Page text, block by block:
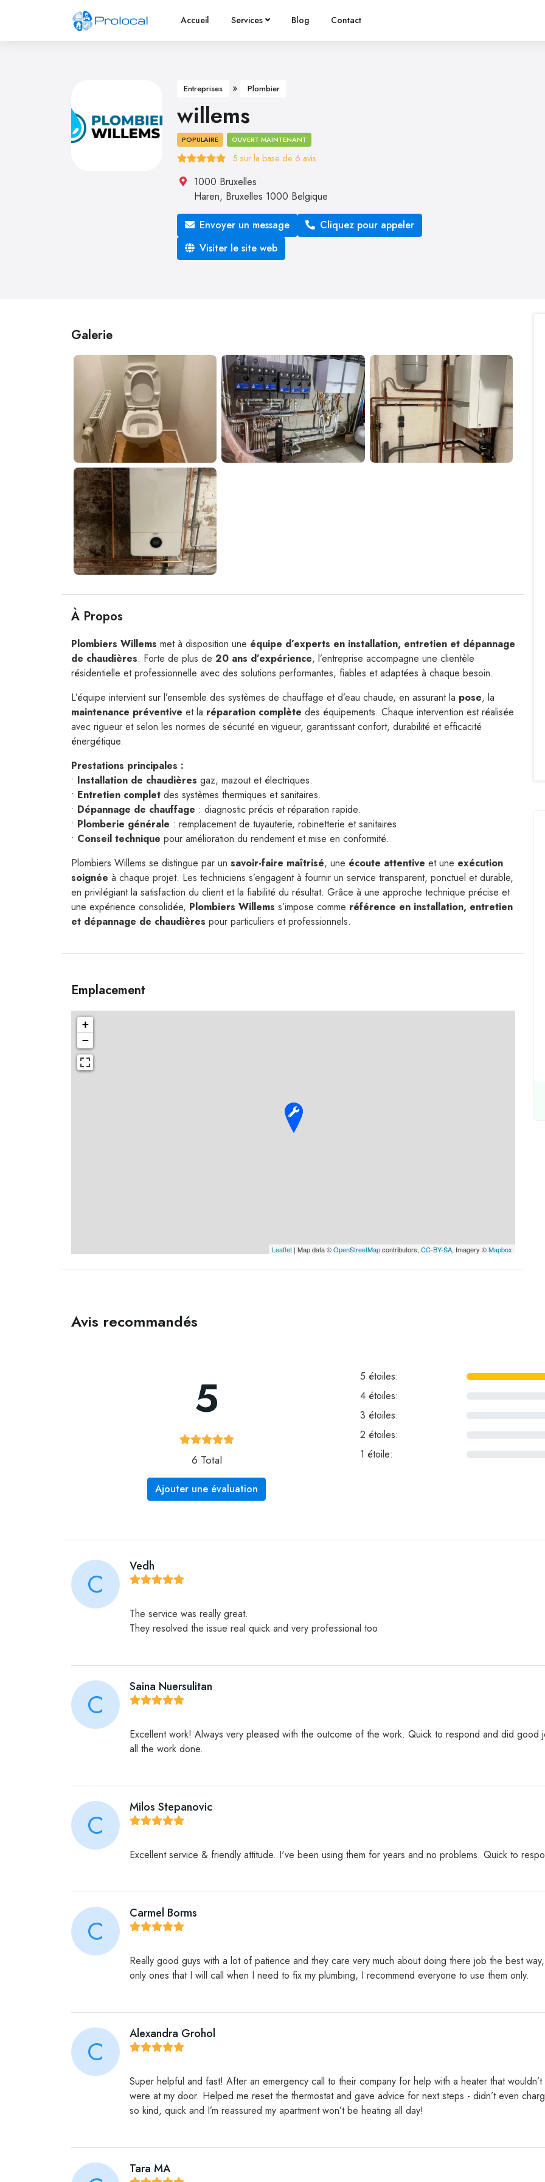
Accueil Services Blog Contact
Entreprises » Plombier
willems
POPULAIRE OUVERT MAINTENANT
5 sur la base de 6 avis
1000 Bruxelles
Haren, Bruxelles 1000 Belgique
Envoyer un message
Cliquez pour appeler
Visiter le site web
À Propos
Plombiers Willems met à disposition une équipe d’experts en installation, entretien et dépannage
de chaudières. Forte de plus de 20 ans d’expérience, l’entreprise accompagne une clientèle
résidentielle et professionnelle avec des solutions performantes, fiables et adaptées à chaque besoin.
L’équipe intervient sur l’ensemble des systèmes de chauffage et d’eau chaude, en assurant la pose, la
maintenance préventive et la réparation complète des équipements. Chaque intervention est réalisée
avec rigueur et selon les normes de sécurité en vigueur, garantissant confort, durabilité et efficacité
énergétique.
Prestations principales :
• Installation de chaudières gaz, mazout et électriques.
• Entretien complet des systèmes thermiques et sanitaires.
• Dépannage de chauffage : diagnostic précis et réparation rapide.
• Plomberie générale : remplacement de tuyauterie, robinetterie et sanitaires.
• Conseil technique pour amélioration du rendement et mise en conformité.
Plombiers Willems se distingue par un savoir-faire maîtrisé, une écoute attentive et une exécution
soignée à chaque projet. Les techniciens s’engagent à fournir un service transparent, ponctuel et durable,
en privilégiant la satisfaction du client et la fiabilité du résultat. Grâce à une approche technique précise et
une expérience consolidée, Plombiers Willems s’impose comme référence en installation, entretien
et dépannage de chaudières pour particuliers et professionnels.
Galerie
Emplacement
+
−
Leaflet | Map data ©OpenStreetMapcontributors, CC-BY-SA, Imagery ©Mapbox
Avis recommandés
5
6 Total
Ajouter une évaluation
5 étoiles:
4 étoiles:
3 étoiles:
2 étoiles:
1 étoile:
C
Vedh
The service was really great.
They resolved the issue real quick and very professional too
C
Saina Nuersulitan
Excellent work! Always very pleased with the outcome of the work. Quick to respond and did good
all the work done.
C
Milos Stepanovic
Excellent service & friendly attitude. I've been using them for years and no problems. Quick to
C
Carmel Borms
Really good guys with a lot of patience and they care very much about doing there job the best
only ones that I will call when I need to fix my plumbing, I recommend everyone to use them only.
C
Alexandra Grohol
Super helpful and fast! After an emergency call to their company for help with a heater that
were at my door. Helped me reset the thermostat and gave advice for next steps - didn’t even
so kind, quick and I’m reassured my apartment won’t be heating all day!
Tara MA